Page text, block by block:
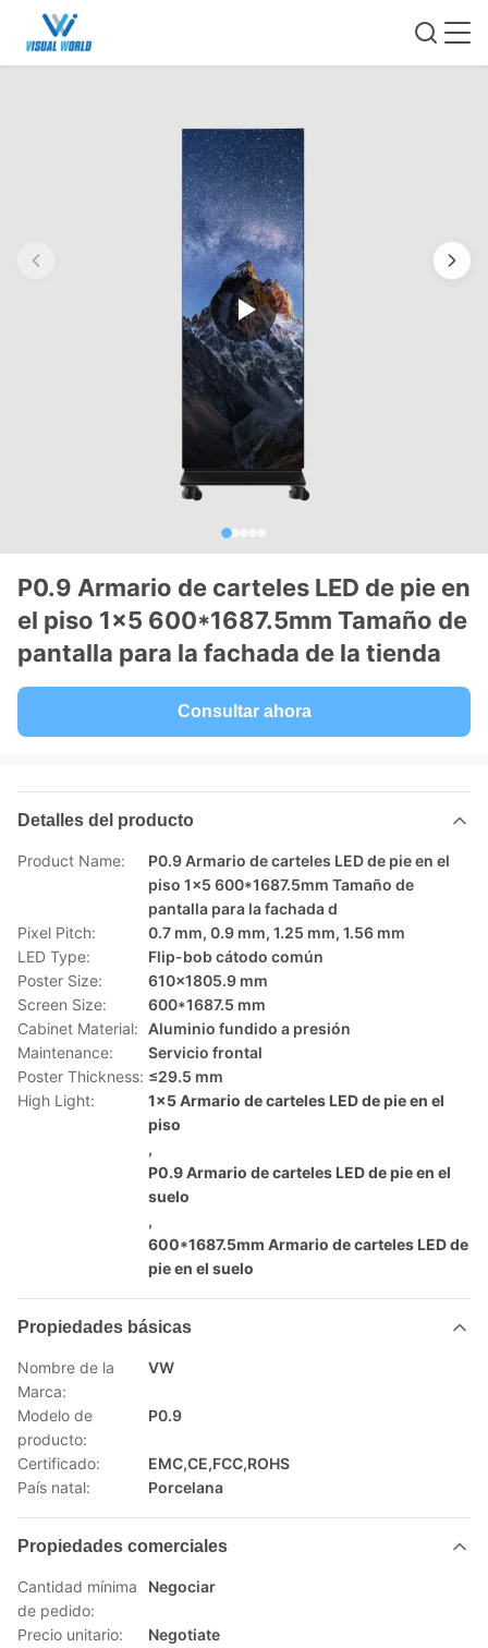
P0.9 Armario de carteles LED de pie en
el piso 1x5 600*1687.5mm Tamaño de
pantalla para la fachada de la tienda
Consultar ahora
Detalles del producto
Product Name:
P0.9 Armario de carteles LED de pie en el
piso 1x5 600*1687.5mm Tamaño de
pantalla para la fachada d
Pixel Pitch:
0.7 mm, 0.9 mm, 1.25 mm, 1.56 mm
LED Type:
Flip-bob cátodo común
Poster Size:
610x1805.9 mm
Screen Size:
600*1687.5 mm
Cabinet Material: Aluminio fundido a presión
Maintenance:
Servicio frontal
Poster Thickness: ≤29.5 mm
High Light:
1x5 Armario de carteles LED de pie en el
piso
,
P0.9 Armario de carteles LED de pie en el
suelo
,
600*1687.5mm Armario de carteles LED de
pie en el suelo
Propiedades básicas
Nombre de la
Marca:
VW
Modelo de
producto:
P0.9
Certificado:
EMC,CE,FCC,ROHS
País natal:
Porcelana
Propiedades comerciales
Cantidad mínima
de pedido:
Negociar
Precio unitario:
Negotiate